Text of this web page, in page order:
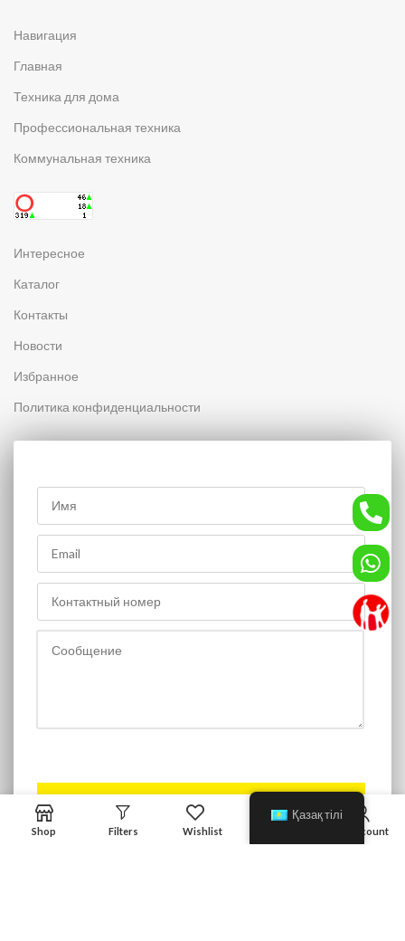
Навигация
Главная
Техника для дома
Профессиональная техника
Коммунальная техника
Интересное
Каталог
Контакты
Новости
Избранное
Политика конфиденциальности
Қазақ тілі
Shop Filters Wishlist My account